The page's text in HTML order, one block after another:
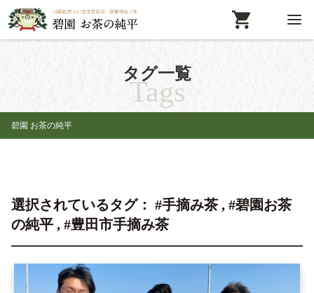
タグ一覧
Tags
碧園 お茶の純平
選択されているタグ： #手摘み茶 , #碧園お茶
の純平 , #豊田市手摘み茶